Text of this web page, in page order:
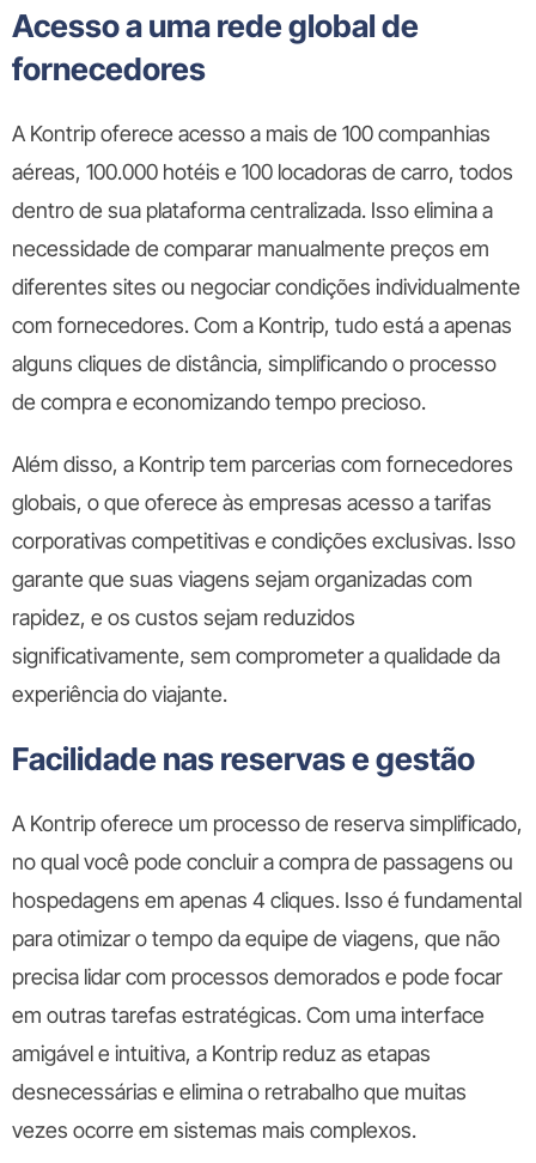
Acesso a uma rede global de
fornecedores
A Kontrip oferece acesso a mais de 100 companhias
aéreas, 100.000 hotéis e 100 locadoras de carro, todos
dentro de sua plataforma centralizada. Isso elimina a
necessidade de comparar manualmente preços em
diferentes sites ou negociar condições individualmente
com fornecedores. Com a Kontrip, tudo está a apenas
alguns cliques de distância, simplificando o processo
de compra e economizando tempo precioso.
Além disso, a Kontrip tem parcerias com fornecedores
globais, o que oferece às empresas acesso a tarifas
corporativas competitivas e condições exclusivas. Isso
garante que suas viagens sejam organizadas com
rapidez, e os custos sejam reduzidos
significativamente, sem comprometer a qualidade da
experiência do viajante.
Facilidade nas reservas e gestão
A Kontrip oferece um processo de reserva simplificado,
no qual você pode concluir a compra de passagens ou
hospedagens em apenas 4 cliques. Isso é fundamental
para otimizar o tempo da equipe de viagens, que não
precisa lidar com processos demorados e pode focar
em outras tarefas estratégicas. Com uma interface
amigável e intuitiva, a Kontrip reduz as etapas
desnecessárias e elimina o retrabalho que muitas
vezes ocorre em sistemas mais complexos.